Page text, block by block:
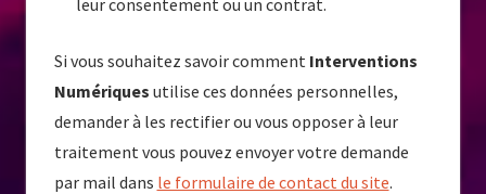
Si vous souhaitez savoir comment Interventions
Numériques utilise ces données personnelles,
demander à les rectifier ou vous opposer à leur
traitement vous pouvez envoyer votre demande
par mail dans le formulaire de contact du site.